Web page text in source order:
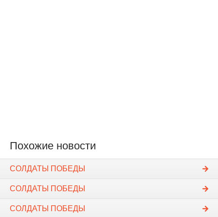
Похожие новости
СОЛДАТЫ ПОБЕДЫ
СОЛДАТЫ ПОБЕДЫ
СОЛДАТЫ ПОБЕДЫ